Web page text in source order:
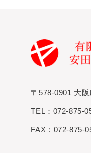
〒578-0901 大
TEL：072-875-
FAX：072-875-